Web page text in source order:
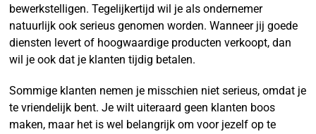
bewerkstelligen. Tegelijkertijd wil je als ondernemer
natuurlijk ook serieus genomen worden. Wanneer jij goede
diensten levert of hoogwaardige producten verkoopt, dan
wil je ook dat je klanten tijdig betalen.
Sommige klanten nemen je misschien niet serieus, omdat je
te vriendelijk bent. Je wilt uiteraard geen klanten boos
maken, maar het is wel belangrijk om voor jezelf op te